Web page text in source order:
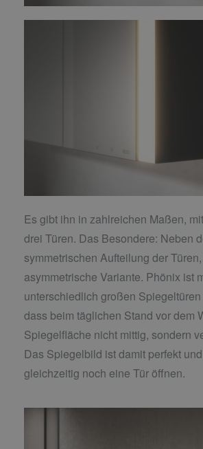
Es gibt ihn in zahlreichen Maßen,
drei Türen. Das Besondere: Neben
symmetrischen Aufteilung der
asymmetrische Variante. Phönix ist
unterschiedlich großen
dass beim täglichen Stand vor dem
Spiegelfläche nicht mittig, sondern
Das Spiegelbild ist damit perfekt
gleichzeitig noch eine Tür öffnen.